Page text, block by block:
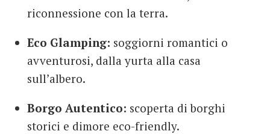
riconnessione con la terra.
Eco Glamping: soggiorni romantici o
avventurosi, dalla yurta alla casa
sull’albero.
Borgo Autentico: scoperta di borghi
storici e dimore eco-friendly.